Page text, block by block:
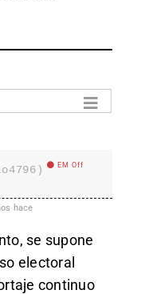
EM Off
hace
se supone
electoral
continuo